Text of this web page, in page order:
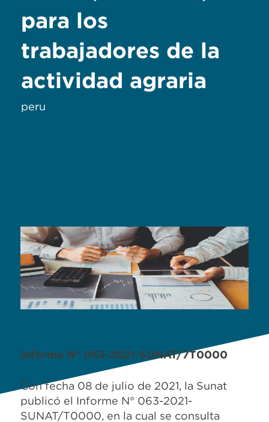
para los
trabajadores de la
actividad agraria
peru
Informe N° 063-2021-SUNAT/7T0000
Con fecha 08 de julio de 2021, la Sunat
publicó el Informe N° 063-2021-
SUNAT/T0000, en la cual se consulta